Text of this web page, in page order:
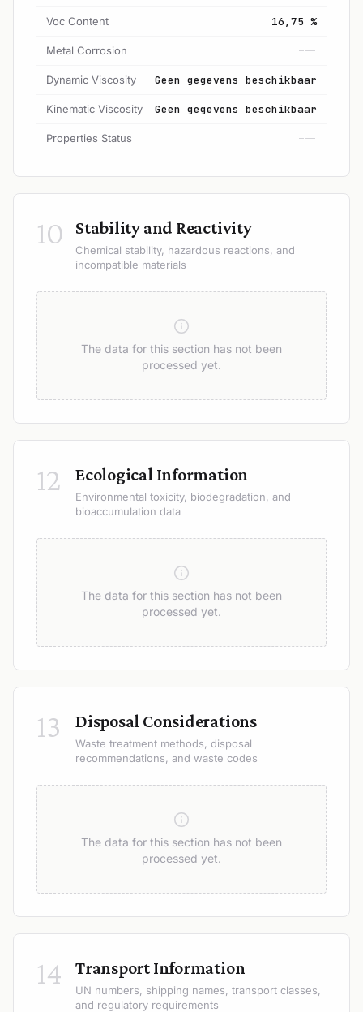
Voc Content 16,75 %
Metal Corrosion ---
Dynamic Viscosity Geen gegevens beschikbaar
Kinematic Viscosity Geen gegevens beschikbaar
Properties Status ---
10 Stability and Reactivity
Chemical stability, hazardous reactions, and
incompatible materials
The data for this section has not been
processed yet.
12 Ecological Information
Environmental toxicity, biodegradation, and
bioaccumulation data
The data for this section has not been
processed yet.
13 Disposal Considerations
Waste treatment methods, disposal
recommendations, and waste codes
The data for this section has not been
processed yet.
14 Transport Information
UN numbers, shipping names, transport classes,
and regulatory requirements